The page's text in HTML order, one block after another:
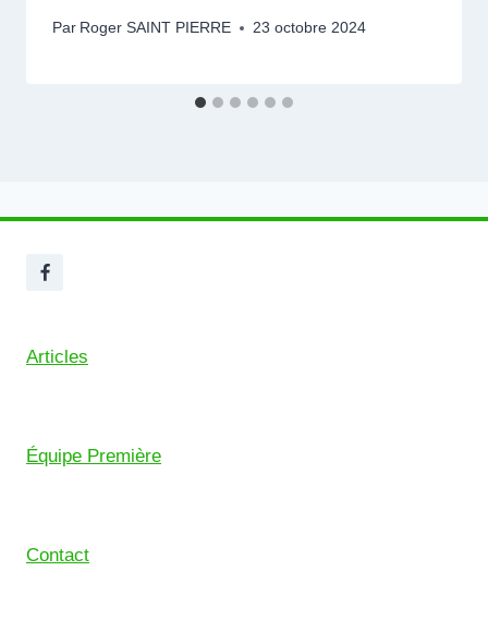
Par Roger SAINT PIERRE 23 octobre 2024
Articles
Équipe Première
Contact